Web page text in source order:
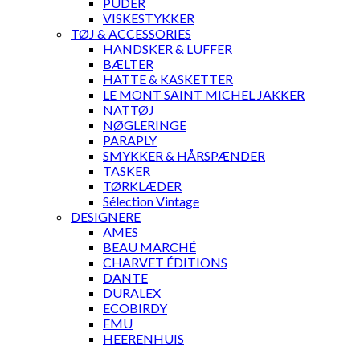
VISKESTYKKER
TØJ & ACCESSORIES
HANDSKER & LUFFER
BÆLTER
HATTE & KASKETTER
LE MONT SAINT MICHEL JAKKER
NATTØJ
NØGLERINGE
PARAPLY
SMYKKER & HÅRSPÆNDER
TASKER
TØRKLÆDER
Sélection Vintage
DESIGNERE
AMES
BEAU MARCHÉ
CHARVET ÉDITIONS
DANTE
DURALEX
ECOBIRDY
EMU
HEERENHUIS